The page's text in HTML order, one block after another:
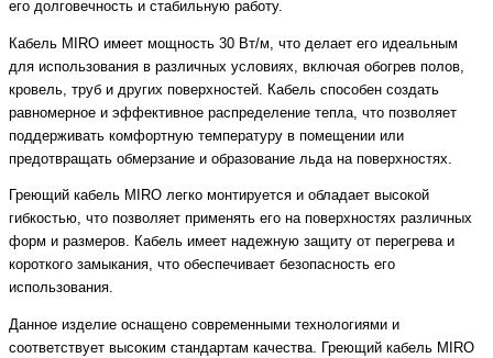
его долговечность и стабильную работу.
Кабель MIRO имеет мощность 30 Вт/м, что делает его идеальным
для использования в различных условиях, включая обогрев полов,
кровель, труб и других поверхностей. Кабель способен создать
равномерное и эффективное распределение тепла, что позволяет
поддерживать комфортную температуру в помещении или
предотвращать обмерзание и образование льда на поверхностях.
Греющий кабель MIRO легко монтируется и обладает высокой
гибкостью, что позволяет применять его на поверхностях различных
форм и размеров. Кабель имеет надежную защиту от перегрева и
короткого замыкания, что обеспечивает безопасность его
использования.
Данное изделие оснащено современными технологиями и
соответствует высоким стандартам качества. Греющий кабель MIRO